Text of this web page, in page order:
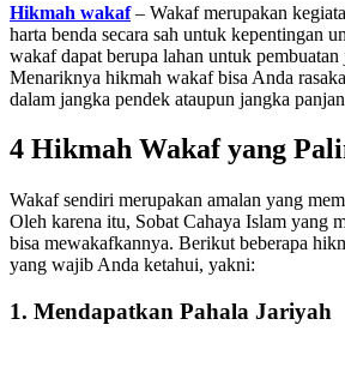
Hikmah wakaf– Wakaf merupakan
harta benda secara sah untuk kepentingan
wakaf dapat berupa lahan untuk
Menariknya hikmah wakaf bisa Anda
dalam jangka pendek ataupun jangka
4 Hikmah Wakaf yang
Wakaf sendiri merupakan amalan yang
Oleh karena itu, Sobat Cahaya Islam yang
bisa mewakafkannya. Berikut beberapa
yang wajib Anda ketahui, yakni:
1. Mendapatkan Pahala Jariyah